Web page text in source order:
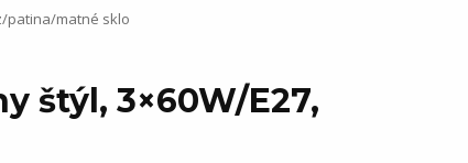
patina/matné sklo
štýl, 3×60W/E27,